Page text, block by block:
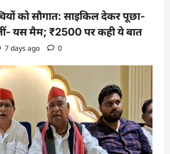
को सौगात: साइकिल देकर पूछा-
यस मैम; ₹2500 पर कही ये बात
7 days ago 0